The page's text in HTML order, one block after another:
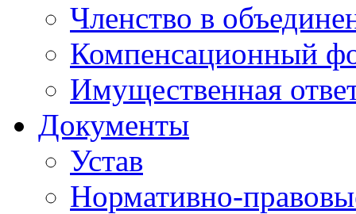
Членство в
Компенсационный
Имущественная
Документы
Устав
Нормативно-